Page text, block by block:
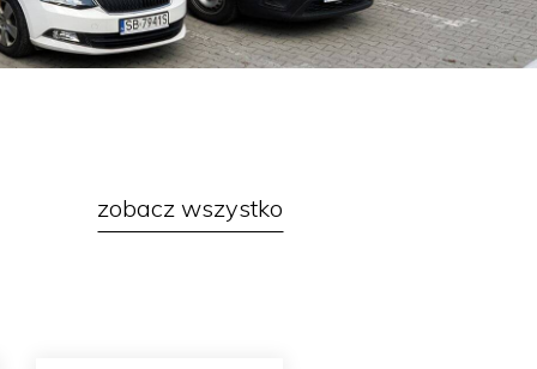
zobacz wszystko